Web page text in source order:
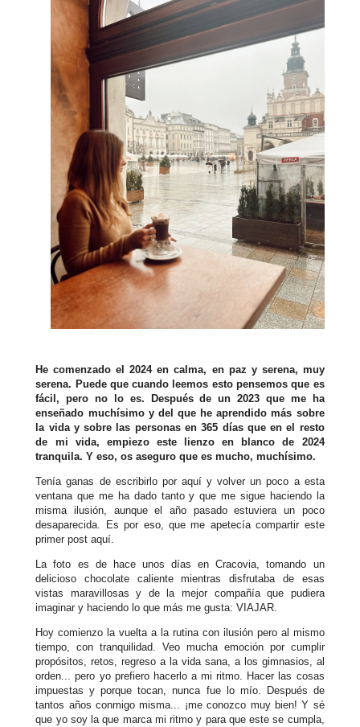
He comenzado el 2024 en calma, en paz y serena, muy
serena. Puede que cuando leemos esto pensemos que es
fácil, pero no lo es. Después de un 2023 que me ha
enseñado muchísimo y del que he aprendido más sobre
la vida y sobre las personas en 365 días que en el resto
de mi vida, empiezo este lienzo en blanco de 2024
tranquila. Y eso, os aseguro que es mucho, muchísimo.
Tenía ganas de escribirlo por aquí y volver un poco a esta
ventana que me ha dado tanto y que me sigue haciendo la
misma ilusión, aunque el año pasado estuviera un poco
desaparecida. Es por eso, que me apetecía compartir este
primer post aquí.
La foto es de hace unos días en Cracovia, tomando un
delicioso chocolate caliente mientras disfrutaba de esas
vistas maravillosas y de la mejor compañía que pudiera
imaginar y haciendo lo que más me gusta: VIAJAR.
Hoy comienzo la vuelta a la rutina con ilusión pero al mismo
tiempo, con tranquilidad. Veo mucha emoción por cumplir
propósitos, retos, regreso a la vida sana, a los gimnasios, al
orden... pero yo prefiero hacerlo a mi ritmo. Hacer las cosas
impuestas y porque tocan, nunca fue lo mío. Después de
tantos años conmigo misma... ¡me conozco muy bien! Y sé
que yo soy la que marca mi ritmo y para que este se cumpla,